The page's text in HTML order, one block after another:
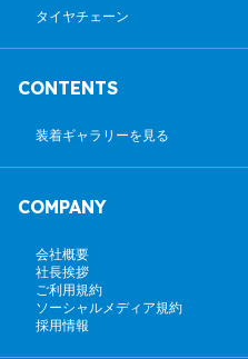
タイヤチェーン
CONTENTS
装着ギャラリーを見る
COMPANY
会社概要
社長挨拶
ご利用規約
ソーシャルメディア規約
採用情報